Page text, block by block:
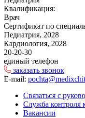
Квалификация:
Врач
Сертификат по
Педиатрия, 2028
Кардиология, 2028
20-20-30
единый телефон
заказать звонок
E-mail:
Связаться с
Служба контроля
Вакансии